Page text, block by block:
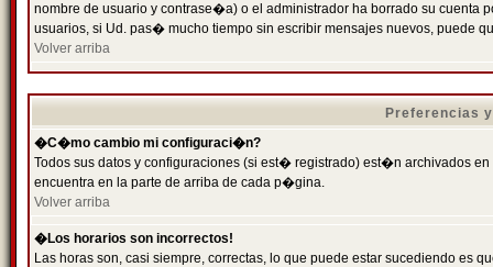
nombre de usuario y contrase�a) o el administrador ha borrado su
usuarios, si Ud. pas� mucho tiempo sin escribir mensajes nuevos, puede
Volver arriba
Preferencias
�C�mo cambio mi configuraci�n?
Todos sus datos y configuraciones (si est� registrado) est�n archivados
encuentra en la parte de arriba de cada p�gina.
Volver arriba
�Los horarios son incorrectos!
Las horas son, casi siempre, correctas, lo que puede estar sucediendo es